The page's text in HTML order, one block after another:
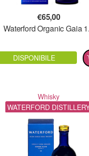
€65,00
Waterford Organic Gaia
DISPONIBILE
Whisky
WATERFORD